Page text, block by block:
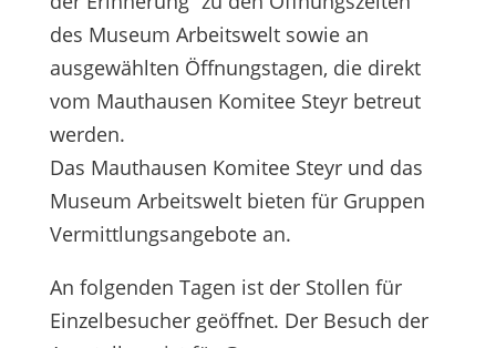
des Museum Arbeitswelt sowie an
ausgewählten Öffnungstagen, die direkt
vom Mauthausen Komitee Steyr betreut
werden.
Das Mauthausen Komitee Steyr und das
Museum Arbeitswelt bieten für Gruppen
Vermittlungsangebote an.
An folgenden Tagen ist der Stollen für
Einzelbesucher geöffnet. Der Besuch der